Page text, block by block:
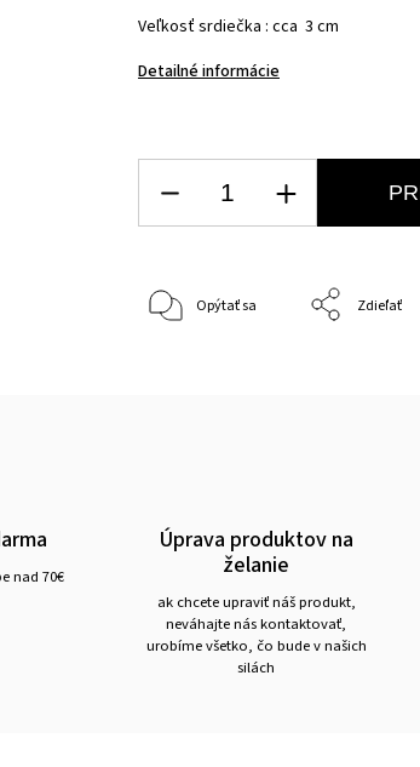
Veľkosť srdiečka : cca 3 cm
Detailné informácie
Opýtať sa Zdieľať
nad 70€
Úprava produktov na
želanie
ak chcete upraviť náš produkt,
neváhajte nás kontaktovať,
urobíme všetko, čo bude v našich
silách